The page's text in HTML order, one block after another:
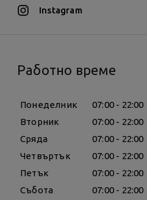
Instagram
Работно време
Понеделник
07:00 - 22:00
Вторник
07:00 - 22:00
Сряда
07:00 - 22:00
Четвъртък
07:00 - 22:00
Петък
07:00 - 22:00
Събота
07:00 - 22:00